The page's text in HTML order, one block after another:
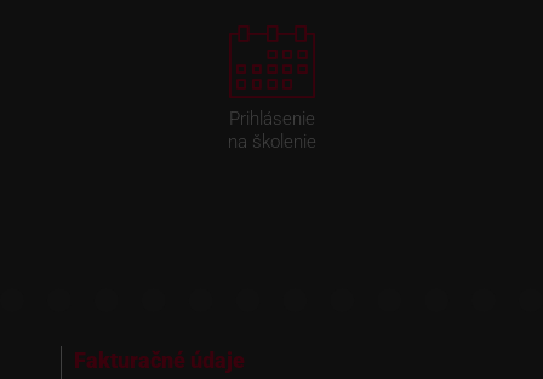
Prihlásenie
na školenie
Fakturačné údaje